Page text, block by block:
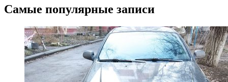
Самые популярные записи